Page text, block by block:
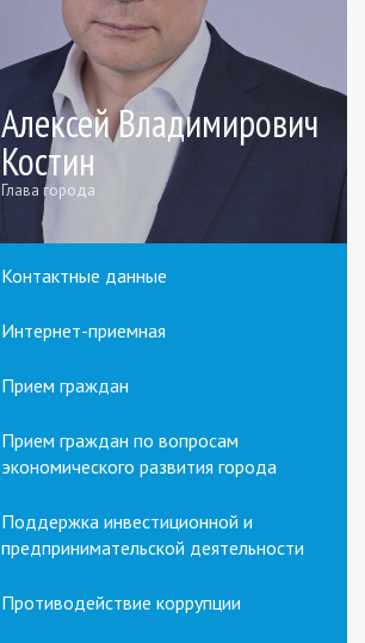
Алексей Владимирович
Костин
Глава города
Контактные данные
Интернет-приемная
Прием граждан
Прием граждан по вопросам
экономического развития города
Поддержка инвестиционной и
предпринимательской деятельности
Противодействие коррупции